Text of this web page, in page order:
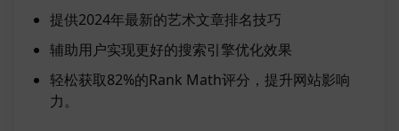
提供2024年最新的艺术文章排名技巧
辅助用户实现更好的搜索引擎优化效果
轻松获取82%的Rank Math评分，提升网站影响
力。